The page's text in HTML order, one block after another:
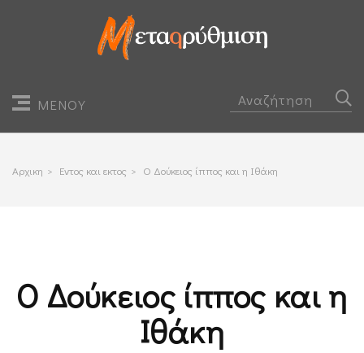
ΜΕΝΟΥ
Αρχικη > Εντος και εκτος > Ο Δούκειος ίππος και η Ιθάκη
Ο Δούκειος ίππος και η
Ιθάκη